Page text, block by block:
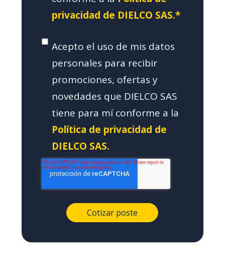
privacidad de DIELCO SAS.*
Acepto el uso de mis datos
personales para recibir
promociones, ofertas y
novedades que DIELCO SAS
tiene para mí conforme a la
Política de privacidad de
DIELCO SAS.